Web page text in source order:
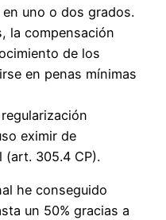
uno o dos grados.
la compensación
de los
en penas mínimas
eximir de
(art. 305.4 CP).
he conseguido
un 50% gracias a